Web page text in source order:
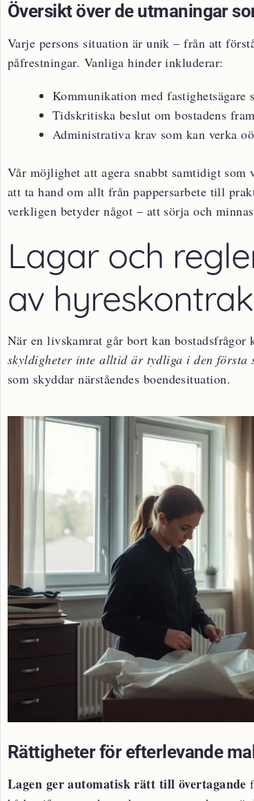
Översikt över de utmaningar
Varje persons situation är unik – från att
påfrestningar. Vanliga hinder inkluderar:
Kommunikation med
Tidskritiska beslut om bostadens
Administrativa krav som kan verka
Vår möjlighet att agera snabbt samtidigt
att ta hand om allt från pappersarbete till
verkligen betyder något – att sörja och
Lagar och
av
När en livskamrat går bort kan bostadsfrågor
skyldigheter inte alltid är tydliga i den första
som skyddar närståendes boendesituation.
Rättigheter för efterlevande
Lagen ger automatisk rätt till övertagande